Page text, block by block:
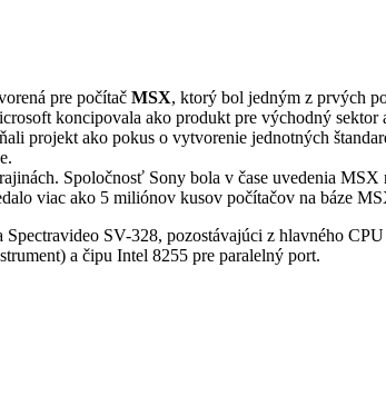
pre počítač MSX, ktorý bol jedným z prvých
koncipovala ako produkt pre východný
projekt ako pokus o vytvorenie jednotných
Spoločnosť Sony bola v čase uvedenia
viac ako 5 miliónov kusov počítačov na báze
SV-328, pozostávajúci z hlavného
a čipu Intel 8255 pre paralelný port.